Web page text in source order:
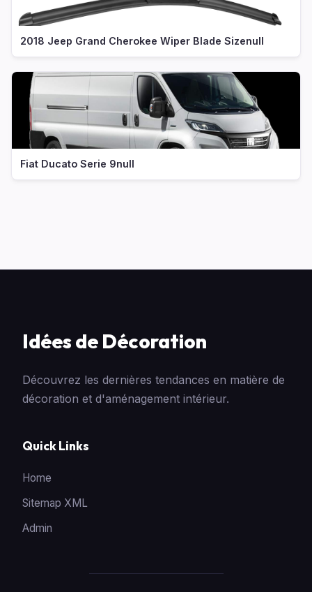
2018 Jeep Grand Cherokee Wiper Blade Sizenull
Fiat Ducato Serie 9null
Idées de Décoration
Découvrez les dernières tendances en matière de
décoration et d'aménagement intérieur.
Quick Links
Home
Sitemap XML
Admin